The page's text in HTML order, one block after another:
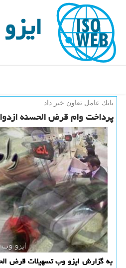
بانك عامل تعاون خبر داد
پرداخت وام قرض الحسنه
به گزارش ایزو وب تسهیلات قرض